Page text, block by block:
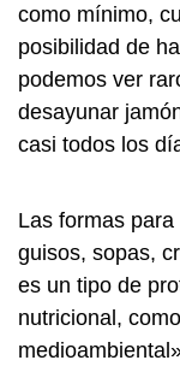
como mínimo,
posibilidad de
podemos ver
desayunar
casi todos los
Las formas
guisos, sopas,
es un tipo de
nutricional,